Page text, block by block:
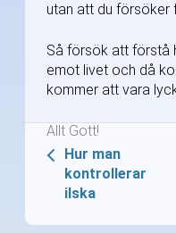
utan att du försöker
Så försök att förstå
emot livet och då
kommer att vara
Allt Gott!
Hur man
kontrollerar
ilska